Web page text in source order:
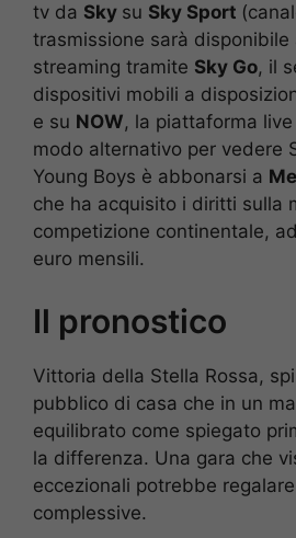
tv da Sky su Sky Sport
trasmissione sarà disponibile
streaming tramite Sky Go, il
dispositivi mobili a
e su NOW, la piattaforma
modo alternativo per vedere
Young Boys è abbonarsi a
che ha acquisito i diritti sulla
competizione continentale,
euro mensili.
Il pronostico
Vittoria della Stella Rossa,
pubblico di casa che in un
equilibrato come spiegato
la differenza. Una gara che
eccezionali potrebbe
complessive.